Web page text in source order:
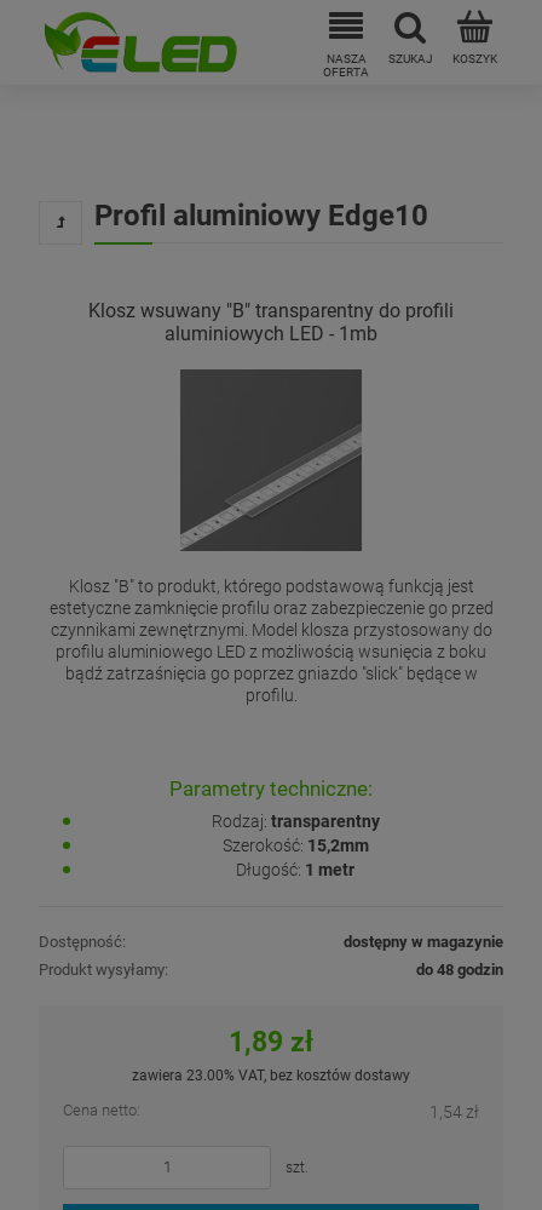
Profil aluminiowy Edge10
Klosz wsuwany "B" transparentny do profili
aluminiowych LED - 1mb
Klosz "B" to produkt, którego podstawową funkcją jest
estetyczne zamknięcie profilu oraz zabezpieczenie go przed
czynnikami zewnętrznymi. Model klosza przystosowany do
profilu aluminiowego LED z możliwością wsunięcia z boku
bądź zatrzaśnięcia go poprzez gniazdo "slick" będące w
profilu.
Parametry techniczne:
Rodzaj: transparentny
Szerokość: 15,2mm
Długość: 1 metr
Dostępność:
dostępny w magazynie
Produkt wysyłamy:
do 48 godzin
1,89 zł
zawiera 23.00% VAT, bez kosztów dostawy
Cena netto: 1,54 zł
szt.